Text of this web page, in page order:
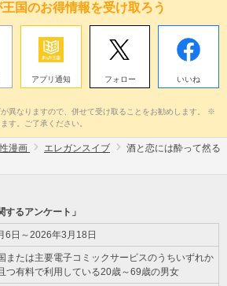
王国のお得情報を受け取ろう
アプリ通知 フォロー いいね
異なりますので、併せて受け取ることをお勧めします。 ※
す。ご了承ください。
漫画 エレガンスイブ
酒と恋には酔って然る
するアンケート」
6日～2026年3月18日
または主要電子コミックサービスのうちいずれか
つ有料で利用している20歳～69歳の男女